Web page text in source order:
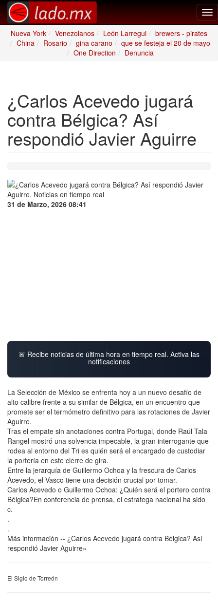
Nueva York
Venezolanos León Larregui
brewers - pirates
China
Rosario gina carano
que se festeja el 20 de mayo
One Direction
Denuncia
¿Carlos Acevedo jugará
contra Bélgica? Así
respondió Javier Aguirre
31 de Marzo, 2026 08:41
🚨 Recibe noticias de última hora en tiempo real. Activa las
notificaciones
La Selección de México se enfrenta hoy a un nuevo desafío de
alto calibre frente a su similar de Bélgica, en un encuentro que
promete ser el termómetro definitivo para las rotaciones de Javier
Aguirre.
Tras el empate sin anotaciones contra Portugal, donde Raúl Tala
Rangel mostró una solvencia impecable, la gran interrogante que
rodea al entorno del Tri es quién será el encargado de custodiar
la portería en este cierre de gira.
Entre la jerarquía de Guillermo Ochoa y la frescura de Carlos
Acevedo, el Vasco tiene una decisión crucial por tomar.
Carlos Acevedo o Guillermo Ochoa: ¿Quién será el portero contra
Bélgica?En conferencia de prensa, el estratega nacional ha sido
c.
.
.
Más información -- ¿Carlos Acevedo jugará contra Bélgica? Así
respondió Javier Aguirre»
El Siglo de Torreón